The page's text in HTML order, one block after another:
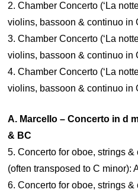
2. Chamber Concerto (‘La
violins, bassoon & continuo in
3. Chamber Concerto (‘La
violins, bassoon & continuo in
4. Chamber Concerto (‘La
violins, bassoon & continuo in
A. Marcello – Concerto in d
& BC
5. Concerto for oboe, strings
(often transposed to C minor):
6. Concerto for oboe, strings